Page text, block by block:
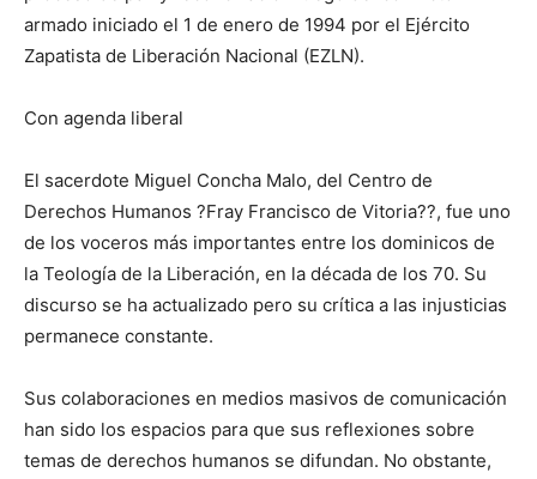
armado iniciado el 1 de enero de 1994 por el Ejército
Zapatista de Liberación Nacional (EZLN).
Con agenda liberal
El sacerdote Miguel Concha Malo, del Centro de
Derechos Humanos ?Fray Francisco de Vitoria??, fue uno
de los voceros más importantes entre los dominicos de
la Teología de la Liberación, en la década de los 70. Su
discurso se ha actualizado pero su crítica a las injusticias
permanece constante.
Sus colaboraciones en medios masivos de comunicación
han sido los espacios para que sus reflexiones sobre
temas de derechos humanos se difundan. No obstante,